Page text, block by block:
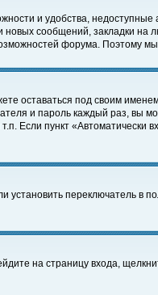
и удобства,
сообщений, закладки на
форума. Поэтому
оставаться под своим
и пароль каждый раз, вы
пункт «Автоматически
переключатель в
на страницу входа,